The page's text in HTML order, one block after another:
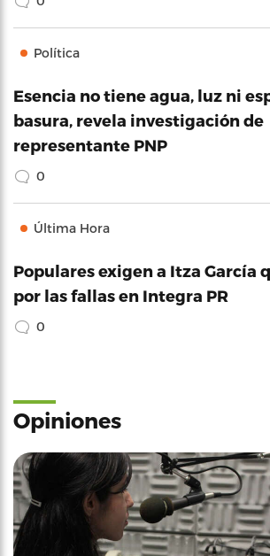
Política
Esencia no tiene agua, luz ni
basura, revela investigación de
representante PNP
0
Última Hora
Populares exigen a Itza García
por las fallas en Integra PR
0
Opiniones